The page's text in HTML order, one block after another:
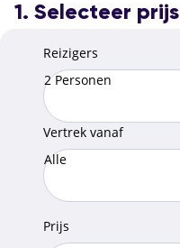
1. Selecteer prijs
Reizigers
2 Personen
Vertrek vanaf
Alle
Prijs